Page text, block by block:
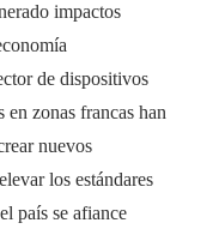
impactos
de dispositivos
en zonas francas han
nuevos
los estándares
país se afiance